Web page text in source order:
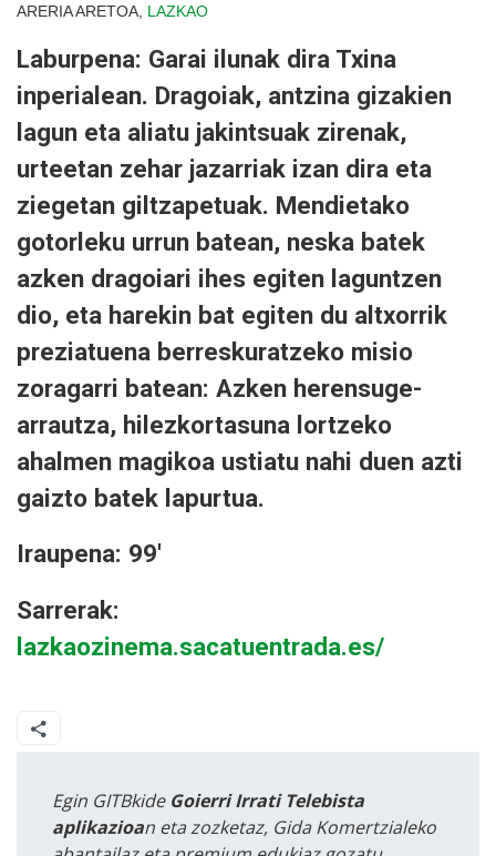
ARERIA ARETOA, LAZKAO
Laburpena: Garai ilunak dira Txina
inperialean. Dragoiak, antzina gizakien
lagun eta aliatu jakintsuak zirenak,
urteetan zehar jazarriak izan dira eta
ziegetan giltzapetuak. Mendietako
gotorleku urrun batean, neska batek
azken dragoiari ihes egiten laguntzen
dio, eta harekin bat egiten du altxorrik
preziatuena berreskuratzeko misio
zoragarri batean: Azken herensuge-
arrautza, hilezkortasuna lortzeko
ahalmen magikoa ustiatu nahi duen azti
gaizto batek lapurtua.
Iraupena: 99'
Sarrerak:
lazkaozinema.sacatuentrada.es/
Egin GITBkide Goierri Irrati Telebista
aplikazioan eta zozketaz, Gida Komertzialeko